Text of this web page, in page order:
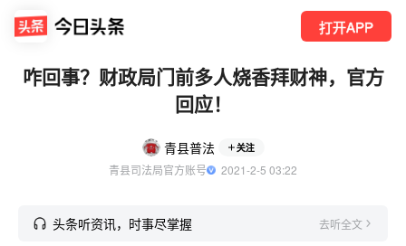
打开APP
咋回事？财政局门前多人烧香拜财神，官方
回应！
青县普法 关注
青县司法局官方账号
  2021-2-5 03:22
头条听资讯，时事尽掌握 去听全文